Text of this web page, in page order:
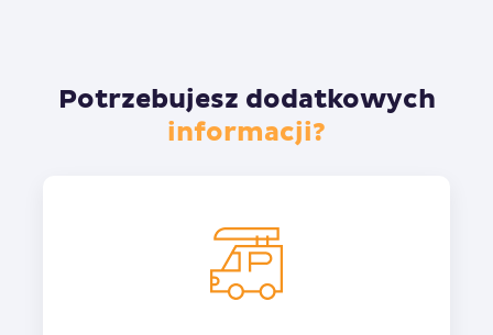
Potrzebujesz dodatkowych
informacji?